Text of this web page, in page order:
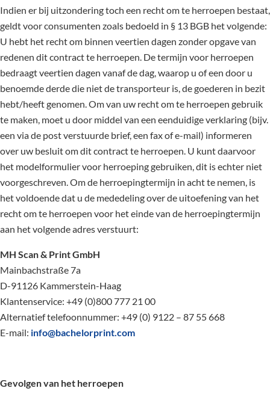
Indien er bij uitzondering toch een recht om te herroepen bestaat,
geldt voor consumenten zoals bedoeld in § 13 BGB het volgende:
U hebt het recht om binnen veertien dagen zonder opgave van
redenen dit contract te herroepen. De termijn voor herroepen
bedraagt veertien dagen vanaf de dag, waarop u of een door u
benoemde derde die niet de transporteur is, de goederen in bezit
hebt/heeft genomen. Om van uw recht om te herroepen gebruik
te maken, moet u door middel van een eenduidige verklaring (bijv.
een via de post verstuurde brief, een fax of e-mail) informeren
over uw besluit om dit contract te herroepen. U kunt daarvoor
het modelformulier voor herroeping gebruiken, dit is echter niet
voorgeschreven. Om de herroepingtermijn in acht te nemen, is
het voldoende dat u de mededeling over de uitoefening van het
recht om te herroepen voor het einde van de herroepingtermijn
aan het volgende adres verstuurt:
MH Scan & Print GmbH
Mainbachstraße 7a
D-91126 Kammerstein-Haag
Klantenservice: +49 (0)800 777 21 00
Alternatief telefoonnummer: +49 (0) 9122 – 87 55 668
E-mail: info@bachelorprint.com
Gevolgen van het herroepen